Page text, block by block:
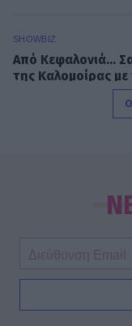
SHOWBIZ
Από Κεφαλονιά...
της Καλομοίρας με
- Πώς η Αγγελική
Χριστό και έζησε
SHOWBIZ
Ξέσπασε η